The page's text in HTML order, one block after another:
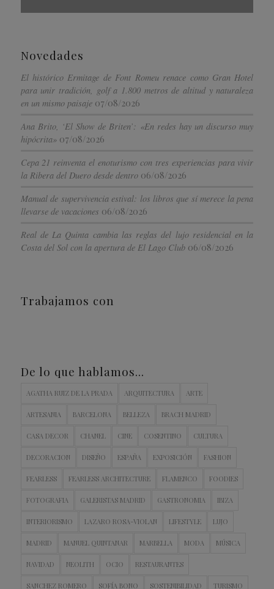
Novedades
El histórico Ermitage de Font Romeu renace como Gran Hotel
para unir tradición, golf a 1.800 metros de altitud y naturaleza
en un mismo paisaje 07/08/2026
Ana Brito, ‘El Show de Briten’: «En redes hay un discurso muy
hipócrita» 07/08/2026
Cepa 21 reinventa el enoturismo con tres experiencias para vivir
la Ribera del Duero desde dentro 06/08/2026
Manual de supervivencia estival: los libros que sí merece la pena
llevarse de vacaciones 06/08/2026
Real de La Quinta cambia las reglas del lujo residencial en la
Costa del Sol con la apertura de El Lago Club 06/08/2026
Trabajamos con
De lo que hablamos…
AGATHA RUIZ DE LA PRADA ARQUITECTURA ARTE
ARTESANIA BARCELONA BELLEZA BRACH MADRID
CASA DECOR CHANEL CINE COSENTINO CULTURA
DECORACION DISEÑO ESPAÑA EXPOSICIÓN FASHION
FEARLESS FEARLESS ARCHITECTURE FLAMENCO FOODIES
FOTOGRAFIA GALERISTAS MADRID GASTRONOMIA IBIZA
INTERIORISMO LAZARO ROSA-VIOLAN LIFESTYLE LUJO
MADRID MANUEL QUINTANAR MARBELLA MODA MÚSICA
NAVIDAD NEOLITH OCIO RESTAURANTES
SANCHEZ ROMERO SOFÍA BONO SOSTENIBILIDAD TURISMO